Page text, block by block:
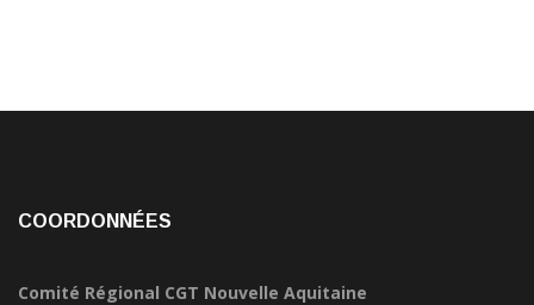
COORDONNÉES
Comité Régional CGT Nouvelle Aquitaine